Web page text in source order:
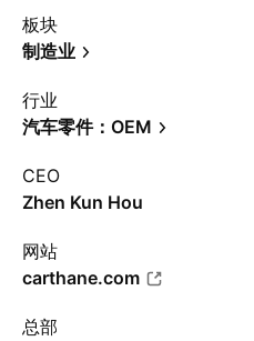
板块
制造业
行业
汽车零件：OEM
CEO
Zhen Kun Hou
网站
carthane.com
总部